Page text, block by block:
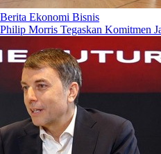
Berita Ekonomi Bisnis
Philip Morris Tegaskan Komitmen